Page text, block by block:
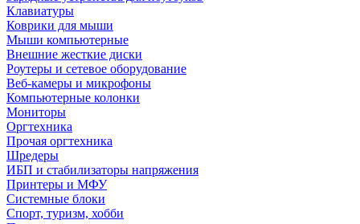
Клавиатуры
Коврики для мыши
Мыши компьютерные
Внешние жесткие диски
Роутеры и сетевое оборудование
Веб-камеры и микрофоны
Компьютерные колонки
Мониторы
Оргтехника
Прочая оргтехника
Шредеры
ИБП и стабилизаторы напряжения
Принтеры и МФУ
Системные блоки
Спорт, туризм, хобби